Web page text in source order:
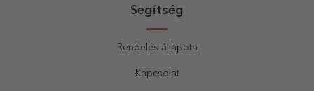
Segítség
Rendelés állapota
Kapcsolat